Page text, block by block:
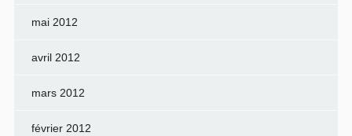
mai 2012
avril 2012
mars 2012
février 2012